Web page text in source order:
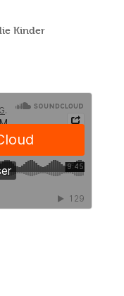
Kinder